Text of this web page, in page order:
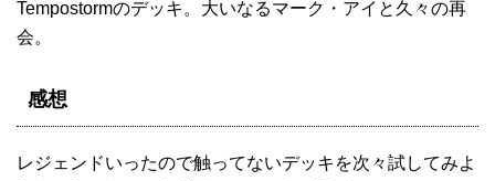
Tempostormのデッキ。大いなるマーク・アイと久々の再
会。
感想
レジェンドいったので触ってないデッキを次々試してみよ